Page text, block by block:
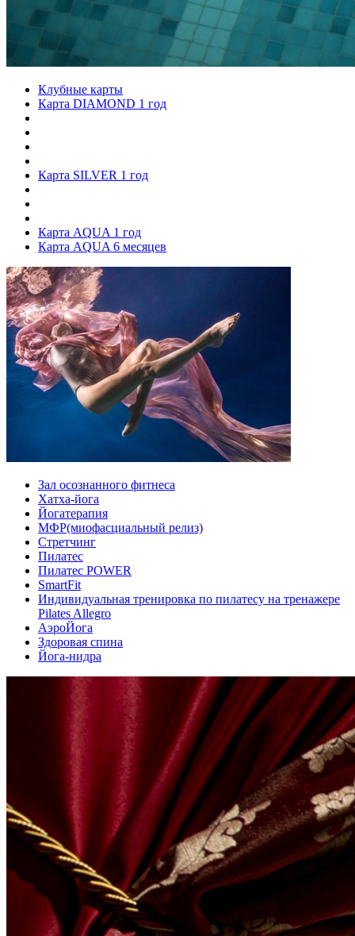
Клубные карты
Карта DIAMOND 1 год
Карта SILVER 1 год
Карта AQUA 1 год
Карта AQUA 6 месяцев
Зал осознанного фитнеса
Хатха-йога
Йогатерапия
МФР(миофасциальный релиз)
Стретчинг
Пилатес
Пилатес POWER
SmartFit
Индивидуальная тренировка по пилатесу на тренажере
Pilates Allegro
АэроЙога
Здоровая спина
Йога-нидра